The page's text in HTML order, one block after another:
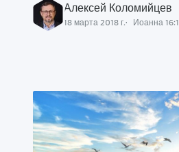
Алексей Коломийцев
18 марта 2018 г. Иоанна 16:1